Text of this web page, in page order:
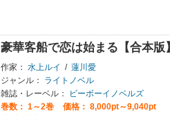
豪華客船で恋は始まる【合本版
作家： 水上ルイ / 蓮川愛
ジャンル：
ライトノベル
雑誌・レーベル：
ビーボーイノベルズ
巻数： 1～2巻
価格： 8,000pt～9,040pt